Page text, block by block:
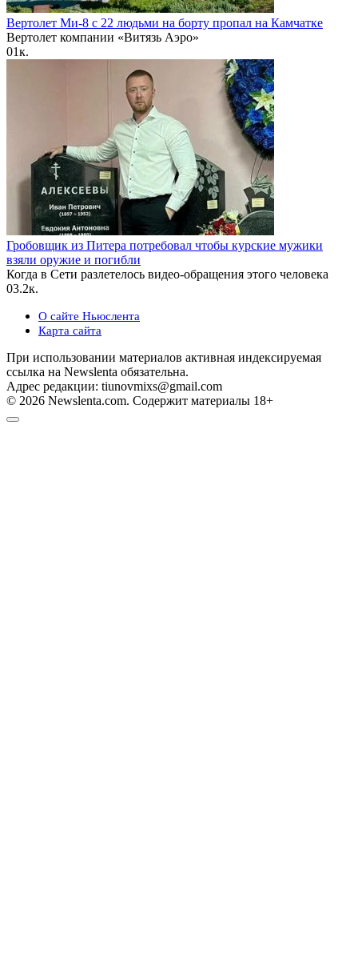
Вертолет Ми-8 с 22 людьми на борту пропал на Камчатке
Вертолет компании «Витязь Аэро»
01к.
Гробовщик из Питера потребовал чтобы курские мужики
взяли оружие и погибли
Когда в Сети разлетелось видео-обращения этого человека
03.2к.
О сайте Ньюслента
Карта сайта
При использовании материалов активная индексируемая
ссылка на Newslenta обязательна.
Адрес редакции: tiunovmixs@gmail.com
© 2026 Newslenta.com. Содержит материалы 18+